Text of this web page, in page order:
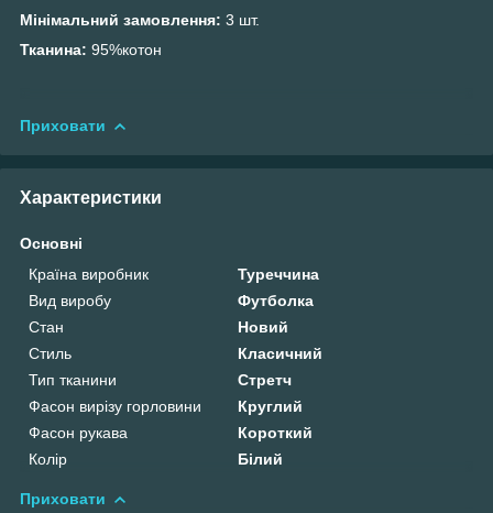
Мінімальний замовлення: 3 шт.
Тканина: 95%котон
Приховати
Характеристики
Основні
Країна виробник
Туреччина
Вид виробу
Футболка
Стан
Новий
Стиль
Класичний
Тип тканини
Стретч
Фасон вирізу горловини
Круглий
Фасон рукава
Короткий
Колір
Білий
Приховати